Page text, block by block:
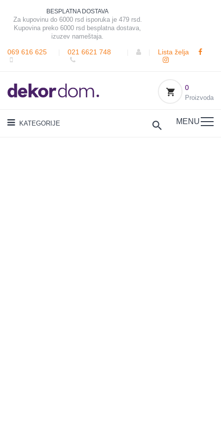
BESPLATNA DOSTAVA
Za kupovinu do 6000 rsd isporuka je 479 rsd.
Kupovina preko 6000 rsd besplatna dostava,
izuzev nameštaja.
069 616 625 021 6621 748 Lista želja
0
Proizvoda
KATEGORIJE MENU